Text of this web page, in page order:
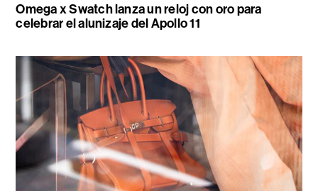
Omega x Swatch lanza un reloj con oro para
celebrar el alunizaje del Apollo 11